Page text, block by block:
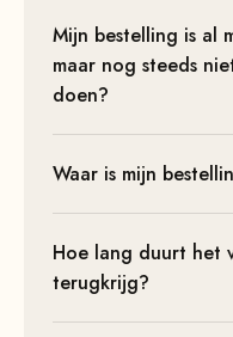
Mijn bestelling is al
maar nog steeds
doen?
Waar is mijn
Hoe lang duurt het
terugkrijg?